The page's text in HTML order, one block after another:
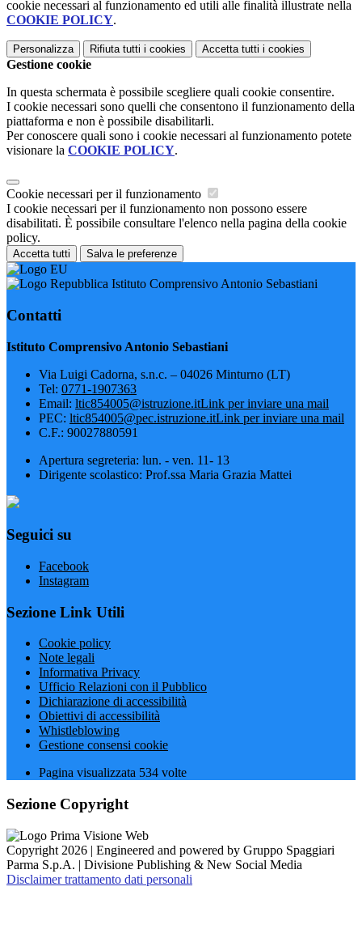
cookie necessari al funzionamento ed utili alle finalità illustrate nella
COOKIE POLICY.
Personalizza Rifiuta tutti i cookies Accetta tutti i cookies
Gestione cookie
In questa schermata è possibile scegliere quali cookie consentire.
I cookie necessari sono quelli che consentono il funzionamento della
piattaforma e non è possibile disabilitarli.
Per conoscere quali sono i cookie necessari al funzionamento potete
visionare la COOKIE POLICY.
Cookie necessari per il funzionamento
I cookie necessari per il funzionamento non possono essere
disabilitati. È possibile consultare l'elenco nella pagina della cookie
policy.
Accetta tutti Salva le preferenze
Istituto Comprensivo Antonio Sebastiani
Contatti
Istituto Comprensivo Antonio Sebastiani
Via Luigi Cadorna, s.n.c. – 04026 Minturno (LT)
Tel: 0771-1907363
Email: ltic854005@istruzione.itLink per inviare una mail
PEC: ltic854005@pec.istruzione.itLink per inviare una mail
C.F.: 90027880591
Apertura segreteria: lun. - ven. 11- 13
Dirigente scolastico: Prof.ssa Maria Grazia Mattei
Seguici su
Facebook
Instagram
Sezione Link Utili
Cookie policy
Note legali
Informativa Privacy
Ufficio Relazioni con il Pubblico
Dichiarazione di accessibilità
Obiettivi di accessibilità
Whistleblowing
Gestione consensi cookie
Pagina visualizzata 534 volte
Sezione Copyright
Copyright 2026 | Engineered and powered by Gruppo Spaggiari
Parma S.p.A. | Divisione Publishing & New Social Media
Disclaimer trattamento dati personali